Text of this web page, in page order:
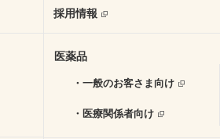
採用情報
医薬品
・一般のお客さま向け
・医療関係者向け